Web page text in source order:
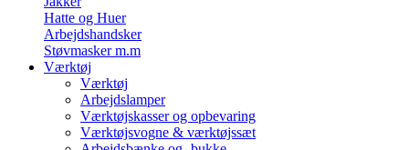
Hatte og Huer
Arbejdshandsker
Støvmasker m.m
Værktøj
Værktøj
Arbejdslamper
Værktøjskasser og opbevaring
Værktøjsvogne & værktøjssæt